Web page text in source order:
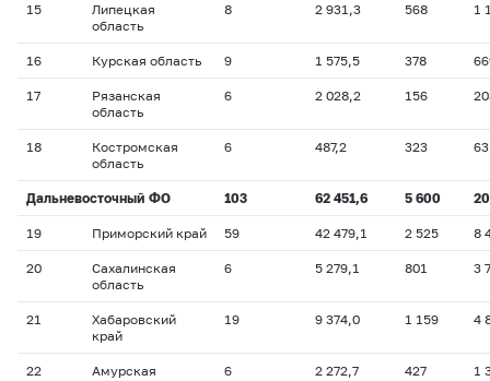
15
Липецкая
область
8 2 931,3 568 1
16 Курская область 9 1 575,5 378
17
Рязанская
область
6 2 028,2 156
18
Костромская
область
6 487,2 323
Дальневосточный ФО 103 62 451,6 5 600
19 Приморский край 59 42 479,1 2 525 8
20
Сахалинская
область
6 5 279,1 801 3
21
Хабаровский
край
19 9 374,0 1 159 4
22
Амурская
6 2 272,7 427 1